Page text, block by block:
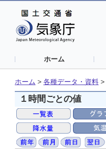
ホーム
ホーム > 各種データ・資料 >
１時間ごとの値